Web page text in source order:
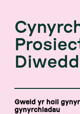
Gweld yr holl
gynyrchiadau